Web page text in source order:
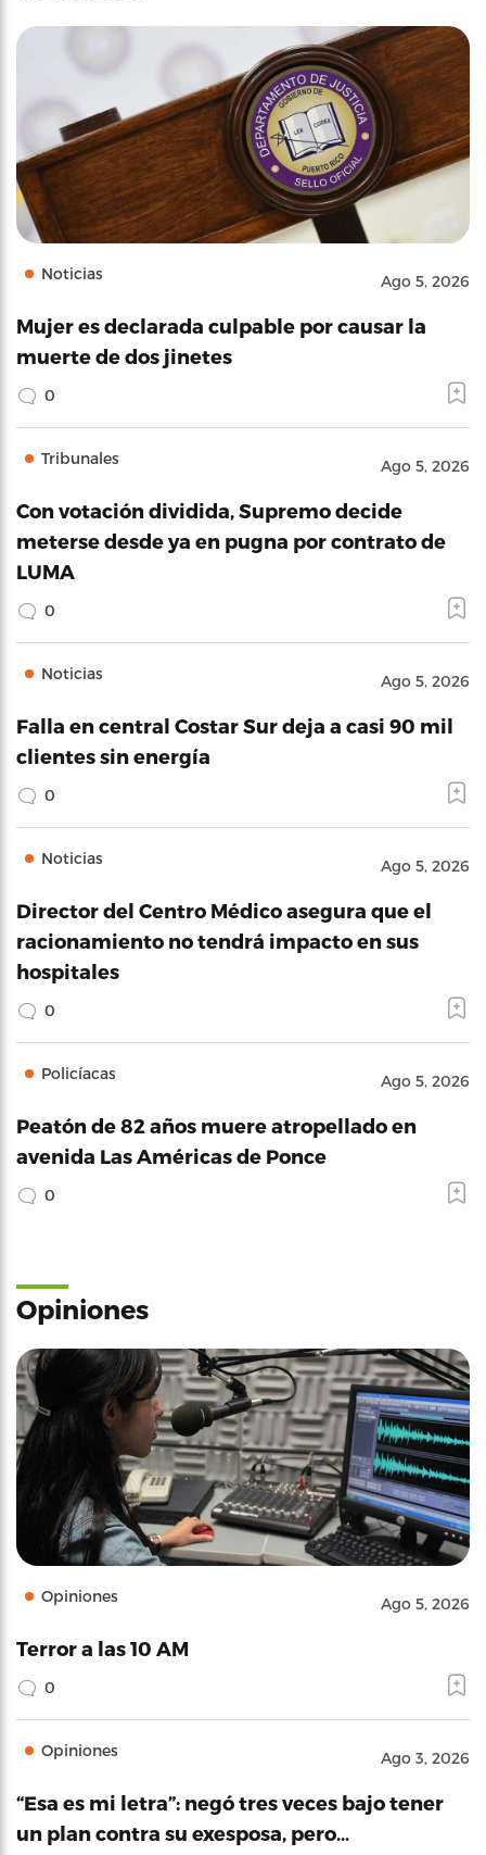
Noticias Ago 5, 2026
Mujer es declarada culpable por causar la
muerte de dos jinetes
0
Tribunales Ago 5, 2026
Con votación dividida, Supremo decide
meterse desde ya en pugna por contrato de
LUMA
0
Noticias Ago 5, 2026
Falla en central Costar Sur deja a casi 90 mil
clientes sin energía
0
Noticias Ago 5, 2026
Director del Centro Médico asegura que el
racionamiento no tendrá impacto en sus
hospitales
0
Policíacas Ago 5, 2026
Peatón de 82 años muere atropellado en
avenida Las Américas de Ponce
0
Opiniones
Opiniones Ago 5, 2026
Terror a las 10 AM
0
Opiniones Ago 3, 2026
“Esa es mi letra”: negó tres veces bajo tener
un plan contra su exesposa, pero…